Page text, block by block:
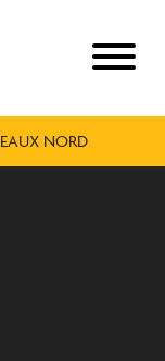
NORD